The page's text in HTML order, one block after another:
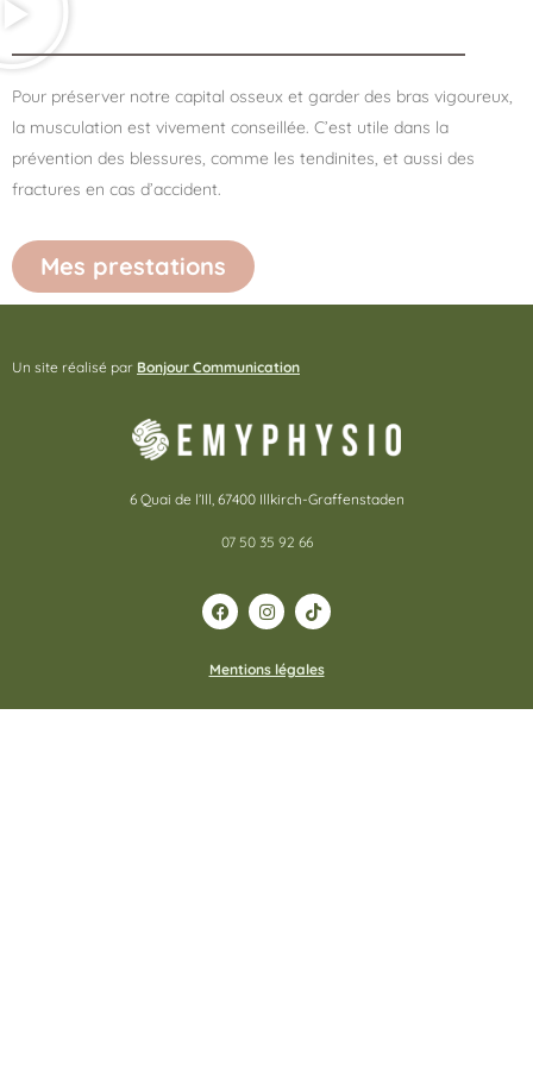
Pour préserver notre capital osseux et garder des bras vigoureux,
la musculation est vivement conseillée. C’est utile dans la
prévention des blessures, comme les tendinites, et aussi des
fractures en cas d’accident.
Mes prestations
Un site réalisé par Bonjour Communication
6 Quai de l’Ill, 67400 Illkirch-Graffenstaden
07 50 35 92 66
Mentions légales